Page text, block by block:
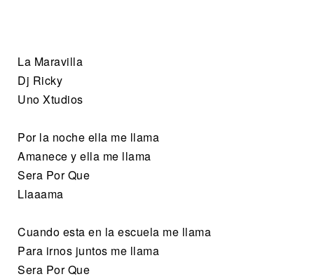
La Maravilla
Dj Ricky
Uno Xtudios
Por la noche ella me llama
Amanece y ella me llama
Sera Por Que
Llaaama
Cuando esta en la escuela me llama
Para irnos juntos me llama
Sera Por Que